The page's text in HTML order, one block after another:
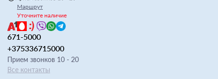
Маршрут
Уточните наличие
671-5000
+375336715000
Прием звонков 10 - 20
Все контакты